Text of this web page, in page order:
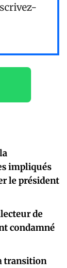
impliqués
le président
de
condamné
transition